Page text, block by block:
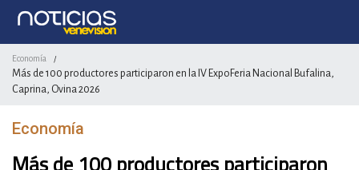
Economía /
Más de 100 productores participaron en la IV ExpoFeria Nacional Bufalina,
Caprina, Ovina 2026
Economía